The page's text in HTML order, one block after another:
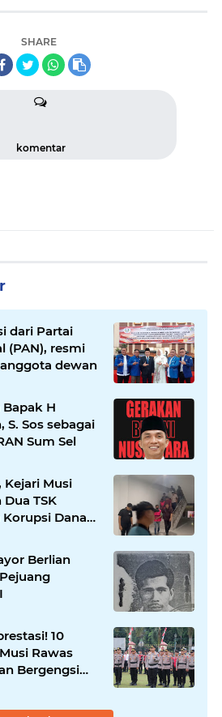
SHARE
komentar
dari Partai
(PAN), resmi
dewan
H
S. Sos sebagai
Ketua DPD G. BRAN Sum Sel
Musi
TSK
Dana
10
Rawas
Bergengsi